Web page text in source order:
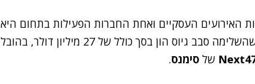
האירועים העסקיים ואחת החברות הפעילות בתחום היא
הון בסך כולל של 27 מיליון דולר, בהובלת קרן
של סימנס.